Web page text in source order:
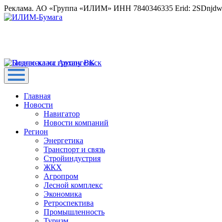
Реклама. АО «Группа «ИЛИМ» ИНН 7840346335 Erid:
Главная
Новости
Навигатор
Новости компаний
Регион
Энергетика
Транспорт и связь
Стройиндустрия
ЖКХ
Агропром
Лесной комплекс
Экономика
Ретроспектива
Промышленность